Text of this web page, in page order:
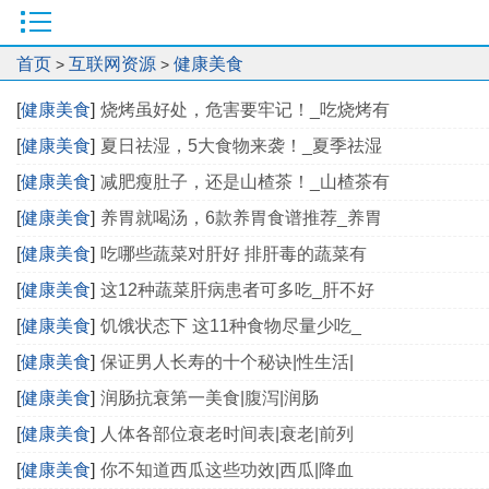
首页 > 互联网资源 > 健康美食
[健康美食] 烧烤虽好处，危害要牢记！_吃烧烤有
[健康美食] 夏日祛湿，5大食物来袭！_夏季祛湿
[健康美食] 减肥瘦肚子，还是山楂茶！_山楂茶有
[健康美食] 养胃就喝汤，6款养胃食谱推荐_养胃
[健康美食] 吃哪些蔬菜对肝好 排肝毒的蔬菜有
[健康美食] 这12种蔬菜肝病患者可多吃_肝不好
[健康美食] 饥饿状态下 这11种食物尽量少吃_
[健康美食] 保证男人长寿的十个秘诀|性生活|
[健康美食] 润肠抗衰第一美食|腹泻|润肠
[健康美食]
人体各部位衰老时间表|衰老|前列
[健康美食] 你不知道西瓜这些功效|西瓜|降血